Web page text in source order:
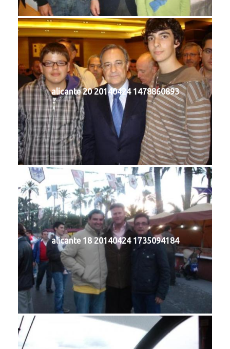
alicante 20 20140424 1478860893
alicante 18 20140424 1735094184